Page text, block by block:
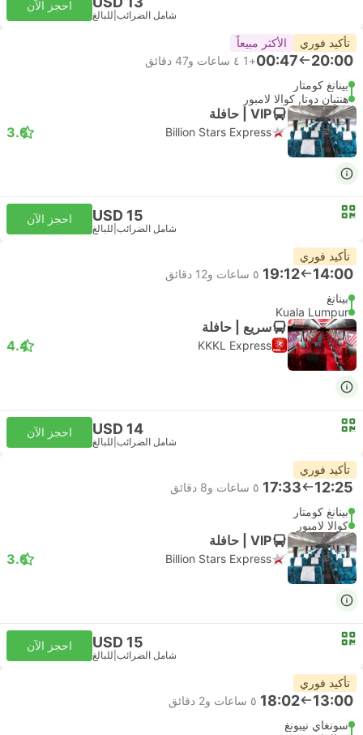
شامل الضرائب للبالغ
احجز الآن
تأكيد فوري الأكثر مبيعاً
20:00
00:47
+1
٤ ساعات و‫47 دقائق
بينانغ كومتار
هنتيان دوتا, كوالا لامبور
VIP | حافلة
Billion Stars Express
3.6
USD 15
شامل الضرائب للبالغ
احجز الآن
تأكيد فوري
14:00
19:12 ٥ ساعات و‫12 دقائق
بينانغ
Kuala Lumpur
سريع | حافلة
KKKL Express
4.4
USD 14
شامل الضرائب للبالغ
احجز الآن
تأكيد فوري
12:25
17:33 ٥ ساعات و‫8 دقائق
بينانغ كومتار
كوالا لامبور
VIP | حافلة
Billion Stars Express
3.6
USD 15
شامل الضرائب للبالغ
احجز الآن
تأكيد فوري
13:00
18:02 ٥ ساعات و‫2 دقائق
سونغاي نيبونغ